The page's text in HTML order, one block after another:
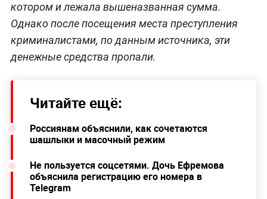
котором и лежала вышеназванная сумма.
Однако после посещения места преступления
криминалистами, по данным источника, эти
денежные средства пропали.
Читайте ещё:
Россиянам объяснили, как сочетаются
шашлыки и масочный режим
Не пользуется соцсетями. Дочь Ефремова
объяснила регистрацию его номера в
Telegram